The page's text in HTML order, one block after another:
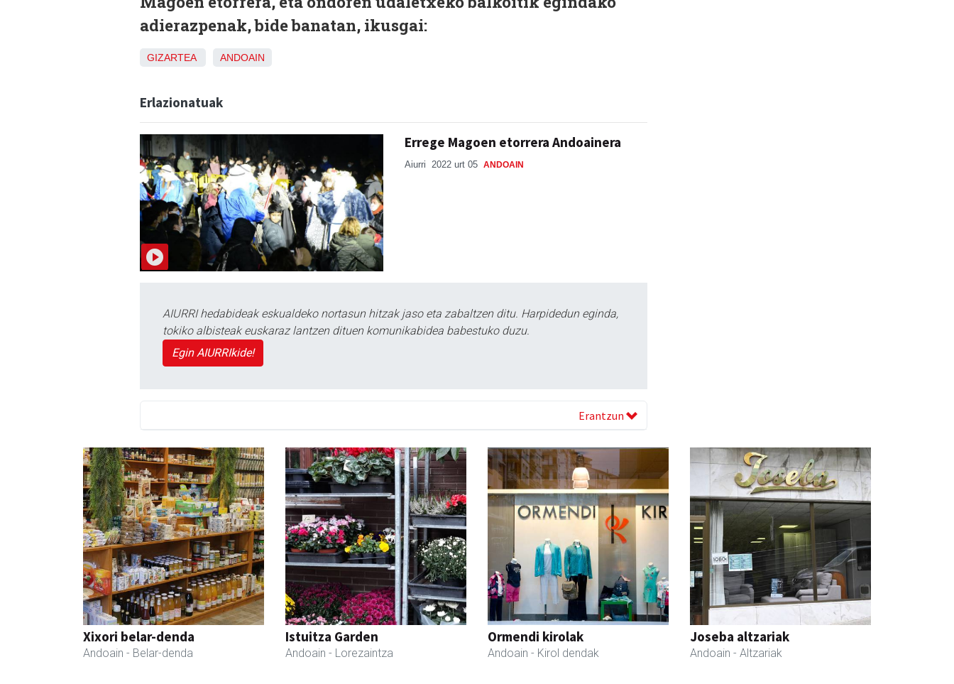
adierazpenak, bide banatan, ikusgai:
GIZARTEA ANDOAIN
Erlazionatuak
Errege Magoen etorrera Andoainera
Aiurri 2022 urt 05 ANDOAIN
AIURRI hedabideak eskualdeko nortasun hitzak jaso eta zabaltzen ditu. Harpidedun eginda,
tokiko albisteak euskaraz lantzen dituen komunikabidea babestuko duzu.
Egin AIURRIkide!
Erantzun
Xixori belar-denda
Andoain - Belar-denda
Istuitza Garden
Andoain - Lorezaintza
Ormendi kirolak
Andoain - Kirol dendak
Joseba altzariak
Andoain - Altzariak